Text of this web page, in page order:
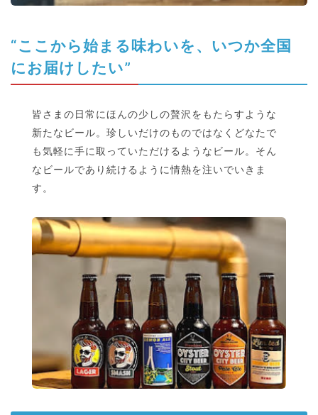
“ここから始まる味わいを、いつか全国
にお届けしたい”
皆さまの日常にほんの少しの贅沢をもたらすような
新たなビール。珍しいだけのものではなくどなたで
も気軽に手に取っていただけるようなビール。そん
なビールであり続けるように情熱を注いでいきま
す。